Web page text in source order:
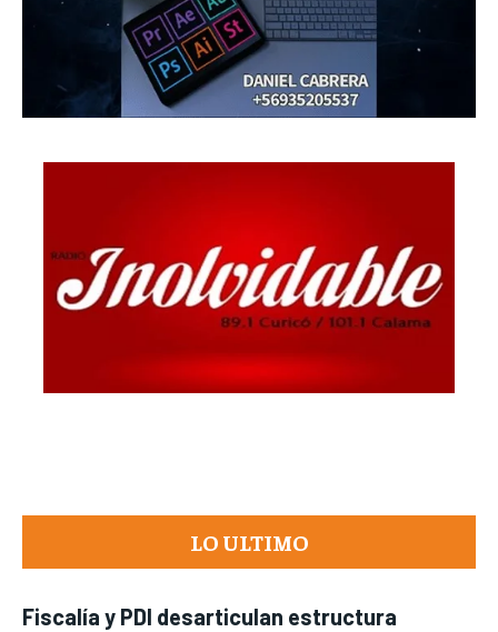
LO ULTIMO
Fiscalía y PDI desarticulan estructura